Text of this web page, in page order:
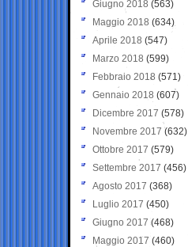
Giugno 2018 (563)
Maggio 2018 (634)
Aprile 2018 (547)
Marzo 2018 (599)
Febbraio 2018 (571)
Gennaio 2018 (607)
Dicembre 2017 (578)
Novembre 2017 (632)
Ottobre 2017 (579)
Settembre 2017 (456)
Agosto 2017 (368)
Luglio 2017 (450)
Giugno 2017 (468)
Maggio 2017 (460)